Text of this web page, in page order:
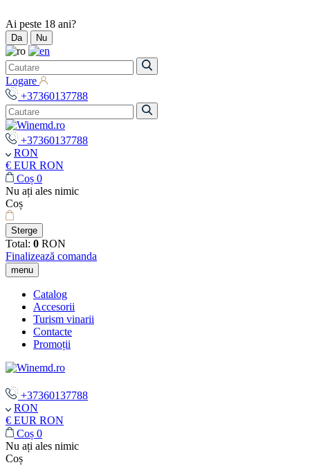
Ai peste 18 ani?
Da Nu
Logare
+37360137788
+37360137788
RON
€ EUR RON
Coș 0
Nu ați ales nimic
Coș
Sterge
Total: 0 RON
Finalizează comanda
menu
Catalog
Accesorii
Turism vinarii
Contacte
Promoții
+37360137788
RON
€ EUR RON
Coș 0
Nu ați ales nimic
Coș